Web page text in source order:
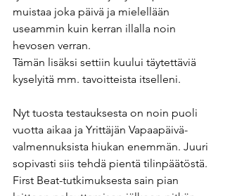
muistaa joka päivä ja mielellään
useammin kuin kerran illalla noin
hevosen verran.
Tämän lisäksi settiin kuului täytettäviä
kyselyitä mm. tavoitteista itselleni.
Nyt tuosta testauksesta on noin puoli
vuotta aikaa ja Yrittäjän Vapaapäivä-
valmennuksista hiukan enemmän. Juuri
sopivasti siis tehdä pientä tilinpäätöstä.
First Beat-tutkimuksesta sain pian